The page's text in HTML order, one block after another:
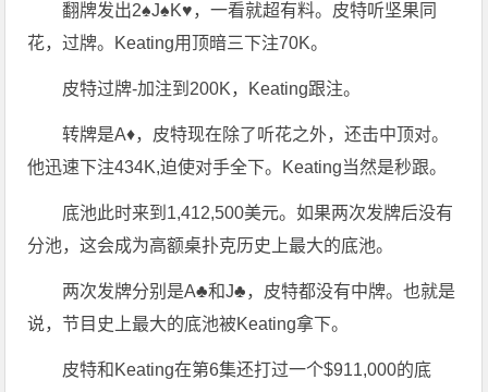
翻牌发出2♠J♠K♥，一看就超有料。皮特听坚果同
花，过牌。Keating用顶暗三下注70K。
皮特过牌-加注到200K，Keating跟注。
转牌是A♦，皮特现在除了听花之外，还击中顶对。
他迅速下注434K,迫使对手全下。Keating当然是秒跟。
底池此时来到1,412,500美元。如果两次发牌后没有
分池，这会成为高额桌扑克历史上最大的底池。
两次发牌分别是A♣和J♣，皮特都没有中牌。也就是
说，节目史上最大的底池被Keating拿下。
皮特和Keating在第6集还打过一个$911,000的底